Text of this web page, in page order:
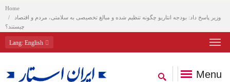
Home
وزیر پاسخ داد: بودجه انتاریو چگونه تنظیم شده و مبالغ تخصیصی به سلامتی، مردم و اقتصاد
چیستند؟
Lang: English
Menu